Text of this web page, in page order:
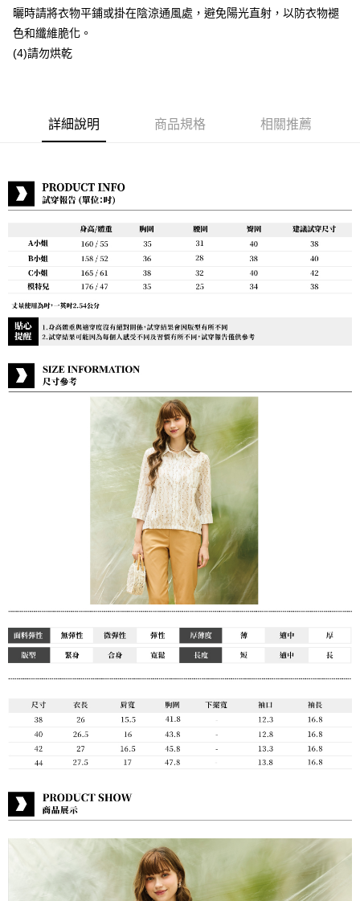
曬時請將衣物平鋪或掛在陰涼通風處，避免陽光直射，以防衣物褪
色和纖維脆化。
(4)請勿烘乾
詳細說明 商品規格 相關推薦